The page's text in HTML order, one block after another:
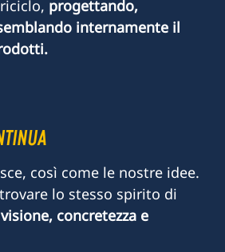
progettando,
internamente il
così come le nostre idee.
lo stesso spirito di
concretezza e